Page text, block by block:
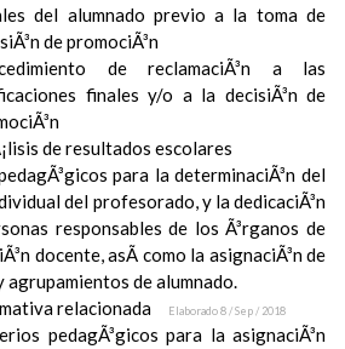
del alumnado previo a la toma de
de promociÃ³n
de reclamaciÃ³n a las
finales y/o a la decisiÃ³n de
de resultados escolares
para la determinaciÃ³n del
del profesorado, y la dedicaciÃ³n
responsables de los Ã³rganos de
docente, asÃ­ como la asignaciÃ³n de
de alumnado.
relacionada
Elaborado 8 / Sep / 2018
pedagÃ³gicos para la asignaciÃ³n